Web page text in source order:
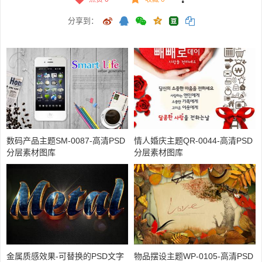
分享到：
数码产品主题SM-0087-高清PSD
分层素材图库
情人婚庆主题QR-0044-高清PSD
分层素材图库
金属质感效果-可替换的PSD文字
物品摆设主题WP-0105-高清PSD